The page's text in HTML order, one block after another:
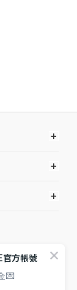
+
+
+
官方帳號
💌